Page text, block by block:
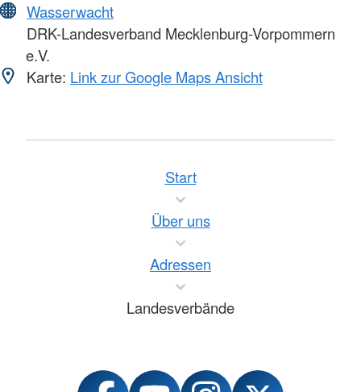
Wasserwacht
DRK-Landesverband Mecklenburg-Vorpommern
e.V.
Karte: Link zur Google Maps Ansicht
Start
Über uns
Adressen
Landesverbände